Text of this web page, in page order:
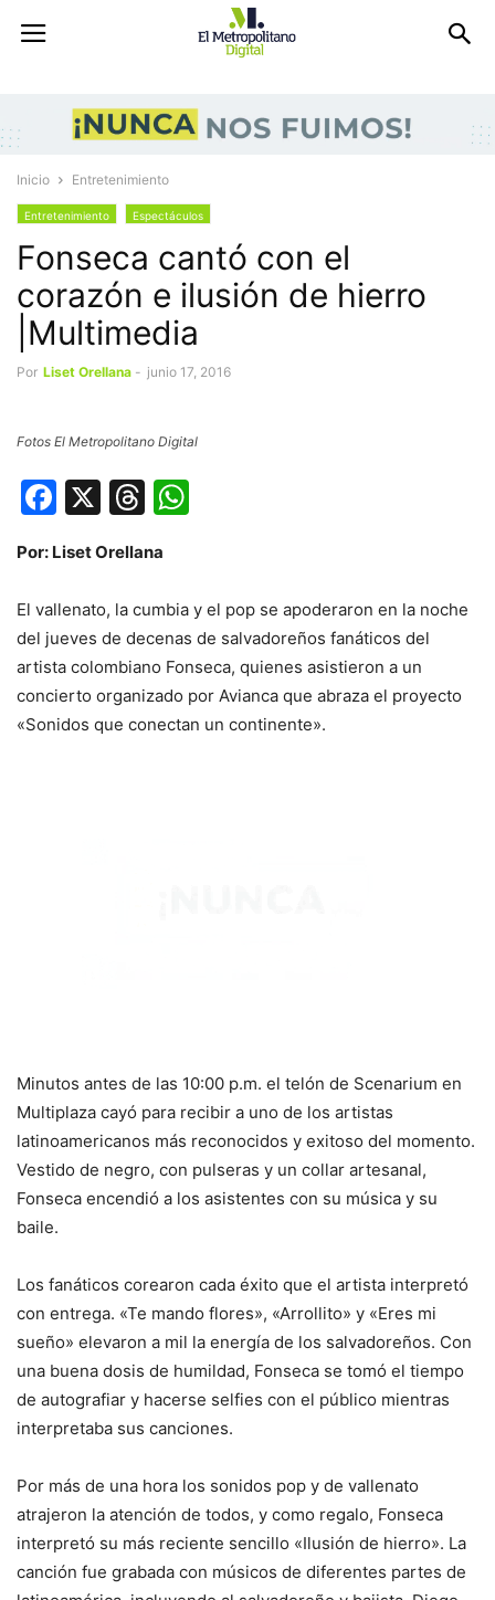
Inicio Entretenimiento
Entretenimiento Espectáculos
Fonseca cantó con el
corazón e ilusión de hierro
|Multimedia
Por Liset Orellana - junio 17, 2016
Fotos El Metropolitano Digital
Facebook
X Threads
Por: Liset Orellana
El vallenato, la cumbia y el pop se apoderaron en la noche
del jueves de decenas de salvadoreños fanáticos del
artista colombiano Fonseca, quienes asistieron a un
concierto organizado por Avianca que abraza el proyecto
«Sonidos que conectan un continente».
Minutos antes de las 10:00 p.m. el telón de Scenarium en
Multiplaza cayó para recibir a uno de los artistas
latinoamericanos más reconocidos y exitoso del momento.
Vestido de negro, con pulseras y un collar artesanal,
Fonseca encendió a los asistentes con su música y su
baile.
Los fanáticos corearon cada éxito que el artista interpretó
con entrega. «Te mando flores», «Arrollito» y «Eres mi
sueño» elevaron a mil la energía de los salvadoreños. Con
una buena dosis de humildad, Fonseca se tomó el tiempo
de autografiar y hacerse selfies con el público mientras
interpretaba sus canciones.
Por más de una hora los sonidos pop y de vallenato
atrajeron la atención de todos, y como regalo, Fonseca
interpretó su más reciente sencillo «Ilusión de hierro». La
canción fue grabada con músicos de diferentes partes de